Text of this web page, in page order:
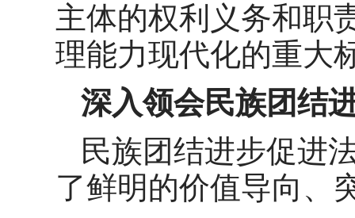
主体的权利义务和职
理能力现代化的重大
深入领会民族团结
民族团结进步促进
了鲜明的价值导向、